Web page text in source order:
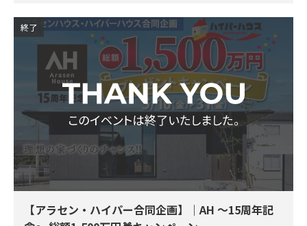
終了
【アラセン・ハイパー合同企画】｜AH ～15周年記